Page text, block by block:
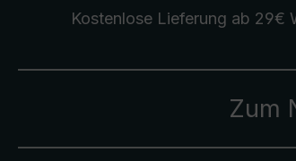
Kostenlose Lieferung ab 29€
Zum